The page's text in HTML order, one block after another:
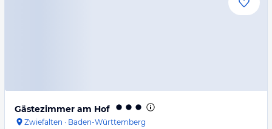
Gästezimmer am Hof
Zwiefalten · Baden-Württemberg